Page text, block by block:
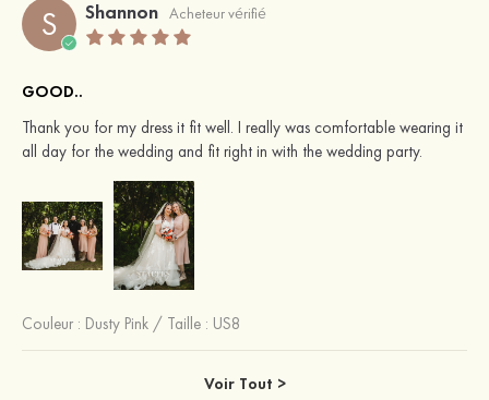
S Shannon Acheteur vérifié
GOOD..
Thank you for my dress it fit well. I really was comfortable wearing it
all day for the wedding and fit right in with the wedding party.
Couleur : Dusty Pink / Taille : US8
Voir Tout >